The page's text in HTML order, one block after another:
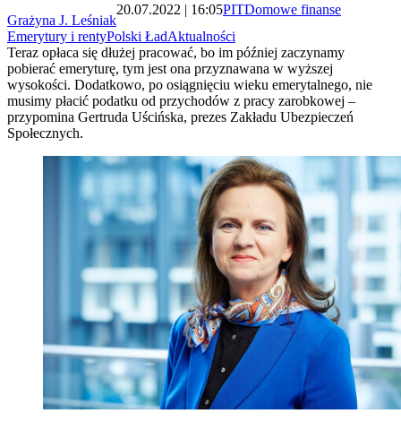
Grażyna J. Leśniak
20.07.2022 | 16:05PITDomowe finanse
Emerytury i rentyPolski ŁadAktualności
Teraz opłaca się dłużej pracować, bo im później zaczynamy
pobierać emeryturę, tym jest ona przyznawana w wyższej
wysokości. Dodatkowo, po osiągnięciu wieku emerytalnego, nie
musimy płacić podatku od przychodów z pracy zarobkowej –
przypomina Gertruda Uścińska, prezes Zakładu Ubezpieczeń
Społecznych.